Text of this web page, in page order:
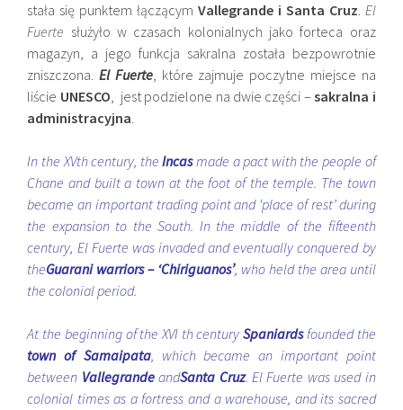
stała się punktem łączącym Vallegrande i Santa Cruz. El
Fuerte służyło w czasach kolonialnych jako forteca oraz
magazyn, a jego funkcja sakralna została bezpowrotnie
zniszczona.El Fuerte, które zajmuje poczytne miejsce na
liście UNESCO, jest podzielone na dwie części –sakralna i
administracyjna.
In the XVth century, the Incasmade a pact with the people of
Chane and built a town at the foot of the temple. The town
became an important trading point and ‘place of rest’ during
the expansion to the South. In the middle of the fifteenth
century, El Fuerte was invaded and eventually conquered by
theGuarani warriors– ‘Chiriguanos’, who held the area until
the colonial period.
At the beginning of the XVI th centurySpaniardsfounded the
town of Samaipata, which became an important point
between VallegrandeandSanta Cruz. El Fuerte was used in
colonial times as a fortress and a warehouse, and its sacred